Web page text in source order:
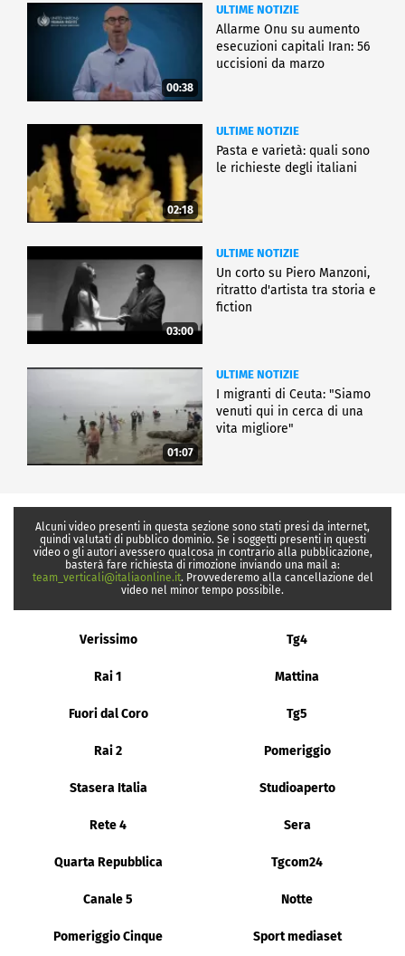
00:38
ULTIME NOTIZIE
Allarme Onu su aumento
esecuzioni capitali Iran: 56
uccisioni da marzo
02:18
ULTIME NOTIZIE
Pasta e varietà: quali sono
le richieste degli italiani
03:00
ULTIME NOTIZIE
Un corto su Piero Manzoni,
ritratto d'artista tra storia e
fiction
01:07
ULTIME NOTIZIE
I migranti di Ceuta: "Siamo
venuti qui in cerca di una
vita migliore"
Alcuni video presenti in questa sezione sono stati presi da internet,
quindi valutati di pubblico dominio. Se i soggetti presenti in questi
video o gli autori avessero qualcosa in contrario alla pubblicazione,
basterà fare richiesta di rimozione inviando una mail a:
team_verticali@italiaonline.it. Provvederemo alla cancellazione del
video nel minor tempo possibile.
Verissimo Tg4
Rai 1 Mattina
Fuori dal Coro Tg5
Rai 2 Pomeriggio
Stasera Italia Studioaperto
Rete 4 Sera
Quarta Repubblica Tgcom24
Canale 5 Notte
Pomeriggio Cinque Sport mediaset